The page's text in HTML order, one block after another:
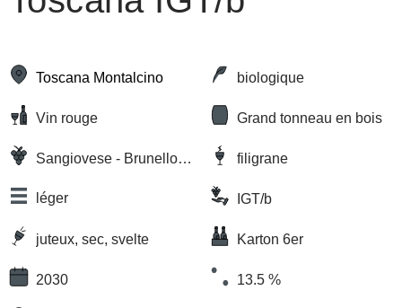
Toscana Montalcino biologique
Vin rouge Grand tonneau en bois
Sangiovese - Brunello,
Merlot
filigrane
léger IGT/b
juteux, sec, svelte Karton 6er
2030 13.5 %